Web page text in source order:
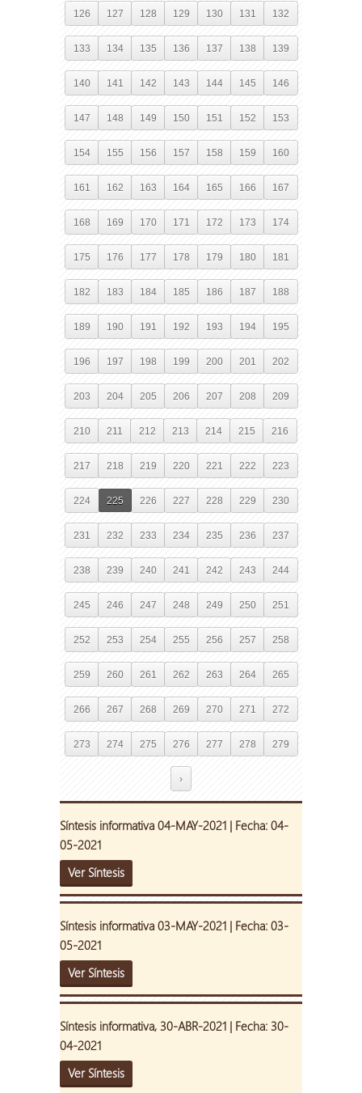
126 127 128 129 130 131 132
133 134 135 136 137 138 139
140 141 142 143 144 145 146
147 148 149 150 151 152 153
154 155 156 157 158 159 160
161 162 163 164 165 166 167
168 169 170 171 172 173 174
175 176 177 178 179 180 181
182 183 184 185 186 187 188
189 190 191 192 193 194 195
196 197 198 199 200 201 202
203 204 205 206 207 208 209
210 211 212 213 214 215 216
217 218 219 220 221 222 223
224 225 226 227 228 229 230
231 232 233 234 235 236 237
238 239 240 241 242 243 244
245 246 247 248 249 250 251
252 253 254 255 256 257 258
259 260 261 262 263 264 265
266 267 268 269 270 271 272
273 274 275 276 277 278 279
›
Síntesis informativa 04-MAY-2021 | Fecha: 04-
05-2021
Ver Síntesis
Síntesis informativa 03-MAY-2021 | Fecha: 03-
05-2021
Ver Síntesis
Síntesis informativa, 30-ABR-2021 | Fecha: 30-
04-2021
Ver Síntesis